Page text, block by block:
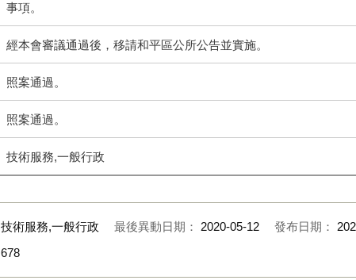
事項。
經本會審議通過後，移請和平區公所公告並實施。
照案通過。
照案通過。
技術服務,一般行政
技術服務,一般行政 最後異動日期： 2020-05-12 發布日期：
678